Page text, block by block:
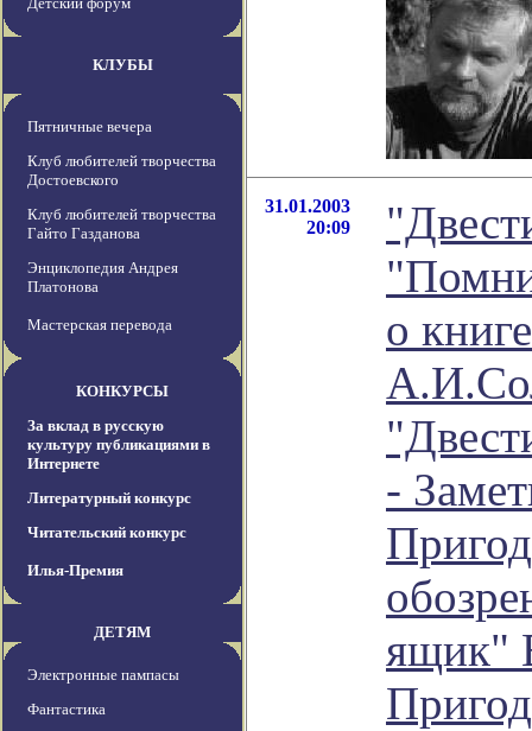
КЛУБЫ
Пятничные вечера
Клуб любителей творчества
Достоевского
Клуб любителей творчества
Гайто Газданова
Энциклопедия Андрея
Платонова
Мастерская перевода
КОНКУРСЫ
За вклад в русскую
культуру публикациями в
Интернете
Литературный конкурс
Читательский конкурс
Илья-Премия
ДЕТЯМ
Электронные пампасы
Фантастика
31.01.2003
20:09
о книге
-
ящик"